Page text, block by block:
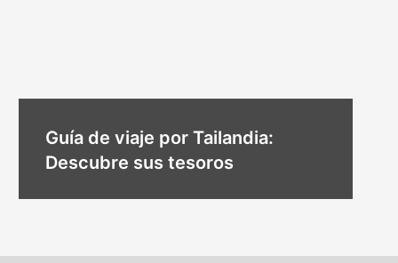
Guía de viaje por Tailandia:
Descubre sus tesoros